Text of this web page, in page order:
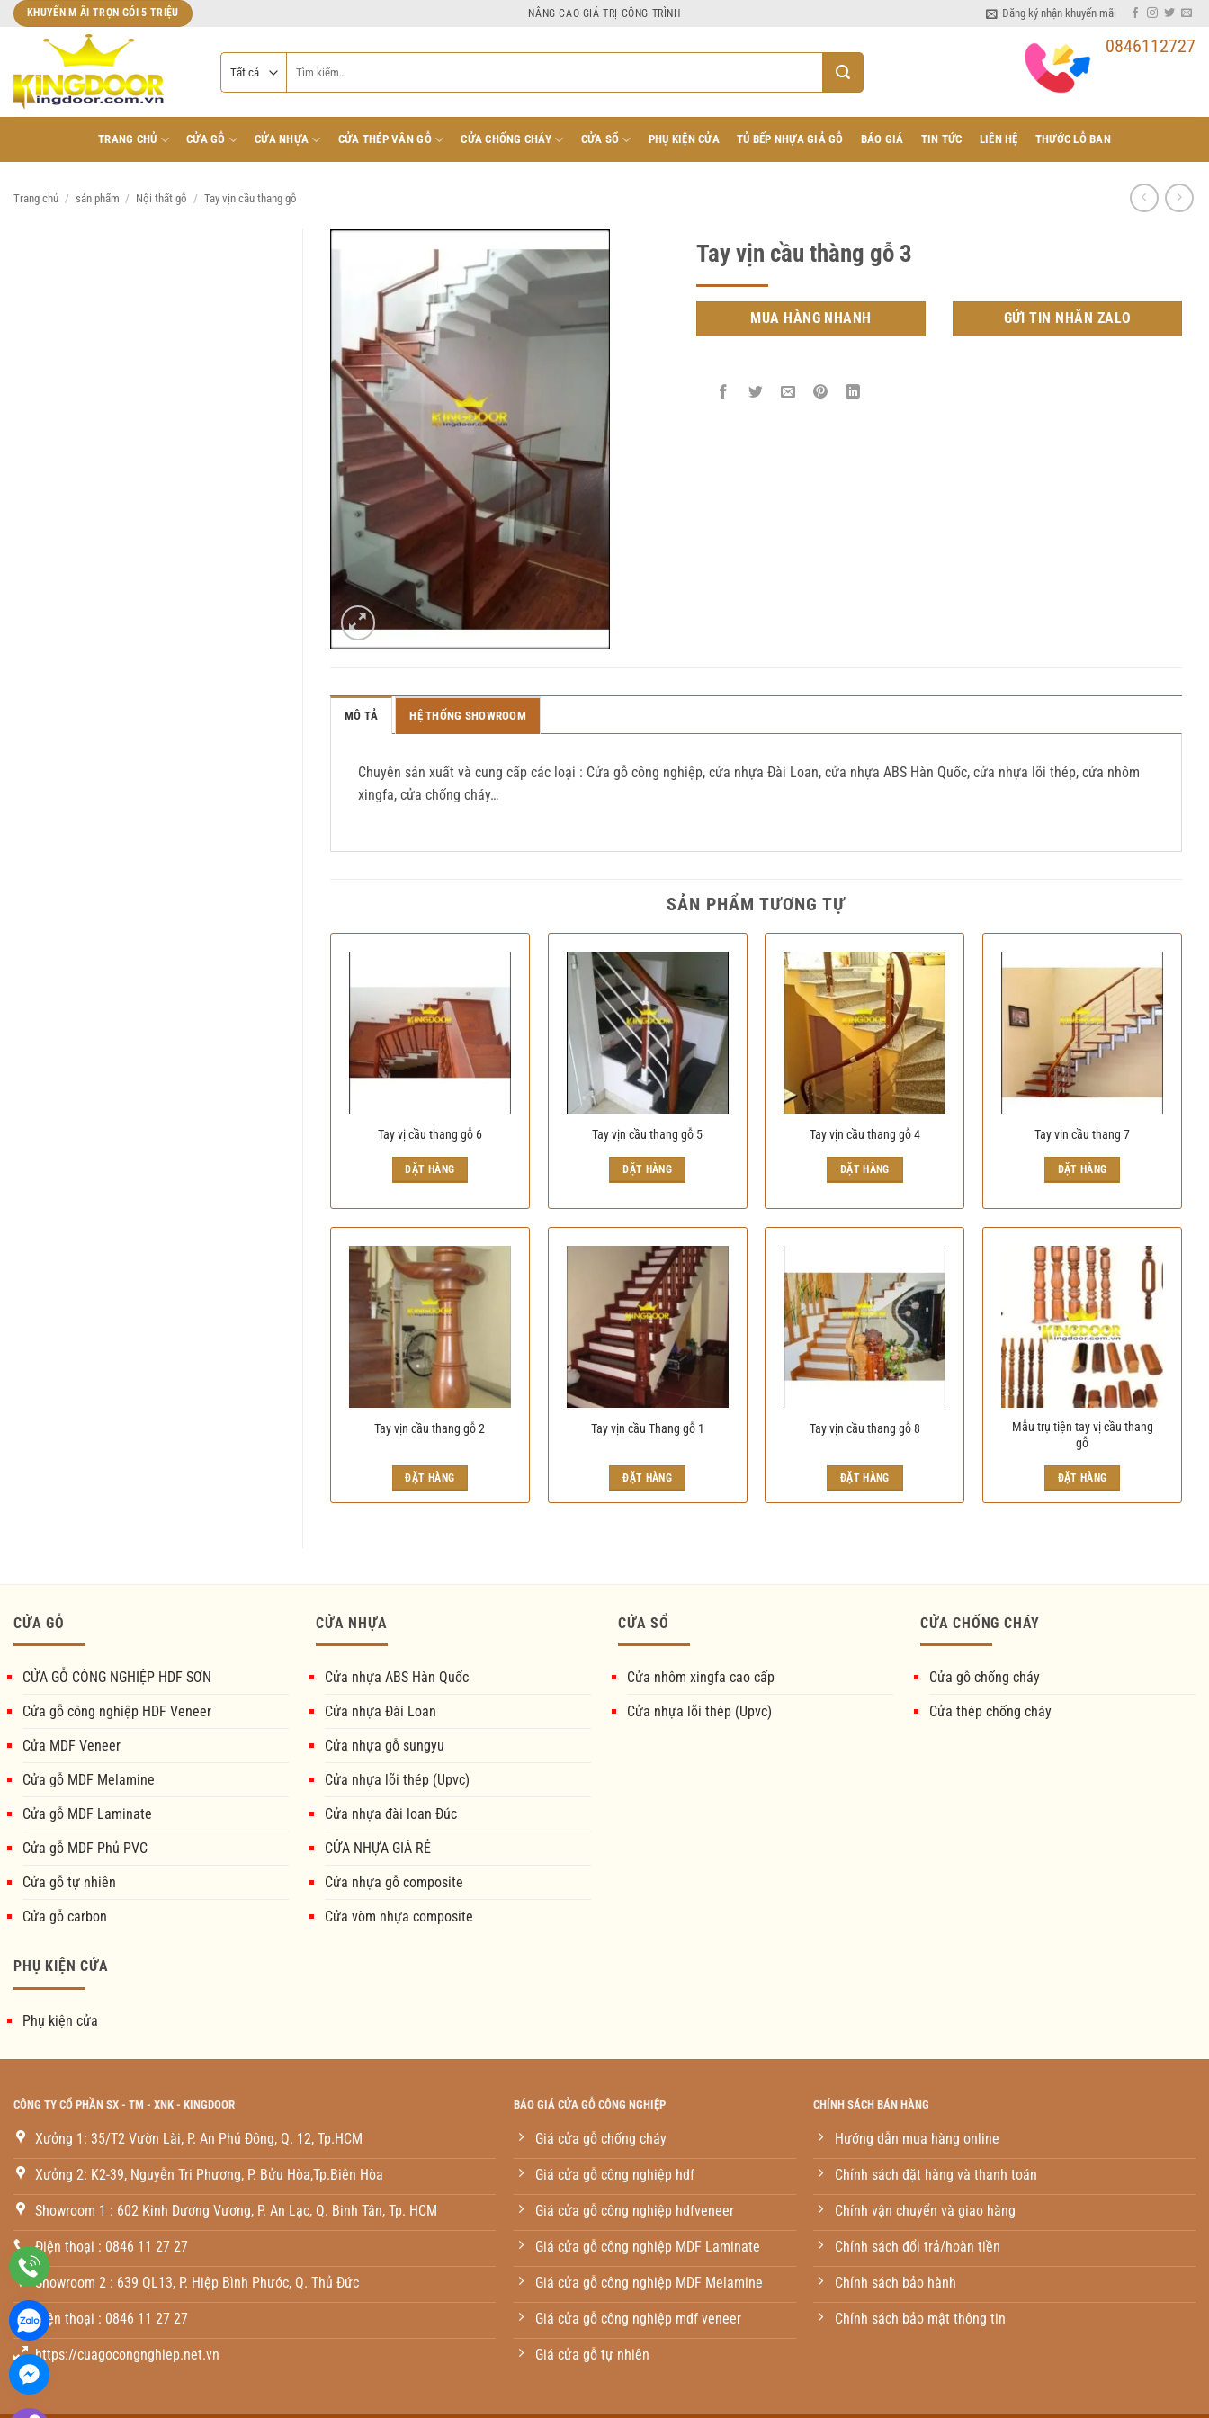
Bỏ
dung
KHUYẾN M ÃI TRỌN GÓI 5 TRIỆU NÂNG CAO GIÁ TRỊ CÔNG TRÌNH Đăng ký nhận khuyến mãi
kiếm:
0846112727
TRANG CHỦ CỬA GỖ CỬA NHỰA CỬA THÉP VÂN GỖ CỬA CHỐNG CHÁY CỬA SỔ PHỤ KIỆN CỬA TỦ BẾP NHỰA GIẢ GỖ BÁO GIÁ TIN TỨC LIÊN HỆ THƯỚC LỖ BAN
Trang chủ / sản phẩm / Nội thất gỗ / Tay vịn cầu thang gỗ
Tay vịn cầu thàng gỗ 3
MUA HÀNG NHANH GỬI TIN NHẮN ZALO
MÔ TẢ HỆ THỐNG SHOWROOM
Chuyên sản xuất và cung cấp các loại : Cửa gỗ công nghiệp, cửa nhựa Đài Loan, cửa nhựa ABS Hàn Quốc, cửa nhựa lõi thép, cửa nhôm
xingfa, cửa chống cháy…
SẢN PHẨM TƯƠNG TỰ
Tay vị cầu thang gỗ 6
ĐẶT HÀNG
Tay vịn cầu thang gỗ 5
ĐẶT HÀNG
Tay vịn cầu thang gỗ 4
ĐẶT HÀNG
Tay vịn cầu thang 7
ĐẶT HÀNG
Tay vịn cầu thang gỗ 2
ĐẶT HÀNG
Tay vịn cầu Thang gỗ 1
ĐẶT HÀNG
Tay vịn cầu thang gỗ 8
ĐẶT HÀNG
Mẫu trụ tiện tay vị cầu thang
gỗ
ĐẶT HÀNG
CỬA GỖ
CỬA GỖ CÔNG NGHIỆP HDF SƠN
Cửa gỗ công nghiệp HDF Veneer
Cửa MDF Veneer
Cửa gỗ MDF Melamine
Cửa gỗ MDF Laminate
Cửa gỗ MDF Phủ PVC
Cửa gỗ tự nhiên
Cửa gỗ carbon
CỬA NHỰA
Cửa nhựa ABS Hàn Quốc
Cửa nhựa Đài Loan
Cửa nhựa gỗ sungyu
Cửa nhựa lõi thép (Upvc)
Cửa nhựa đài loan Đúc
CỬA NHỰA GIÁ RẺ
Cửa nhựa gỗ composite
Cửa vòm nhựa composite
CỬA SỔ
Cửa nhôm xingfa cao cấp
Cửa nhựa lõi thép (Upvc)
CỬA CHỐNG CHÁY
Cửa gỗ chống cháy
Cửa thép chống cháy
PHỤ KIỆN CỬA
Phụ kiện cửa
CÔNG TY CỔ PHẦN SX - TM - XNK - KINGDOOR
Xưởng 1: 35/T2 Vườn Lài, P. An Phú Đông, Q. 12, Tp.HCM
Xưởng 2: K2-39, Nguyễn Tri Phương, P. Bửu Hòa,Tp.Biên Hòa
Showroom 1 : 602 Kinh Dương Vương, P. An Lạc, Q. Binh Tân, Tp. HCM
Điện thoại : 0846 11 27 27
Showroom 2 : 639 QL13, P. Hiệp Bình Phước, Q. Thủ Đức
Điện thoại : 0846 11 27 27
https://cuagocongnghiep.net.vn
BÁO GIÁ CỬA GỖ CÔNG NGHIỆP
Giá cửa gỗ chống cháy
Giá cửa gỗ công nghiệp hdf
Giá cửa gỗ công nghiệp hdfveneer
Giá cửa gỗ công nghiệp MDF Laminate
Giá cửa gỗ công nghiệp MDF Melamine
Giá cửa gỗ công nghiệp mdf veneer
Giá cửa gỗ tự nhiên
CHÍNH SÁCH BÁN HÀNG
Hướng dẫn mua hàng online
Chính sách đặt hàng và thanh toán
Chính vận chuyển và giao hàng
Chính sách đổi trả/hoàn tiền
Chính sách bảo hành
Chính sách bảo mật thông tin